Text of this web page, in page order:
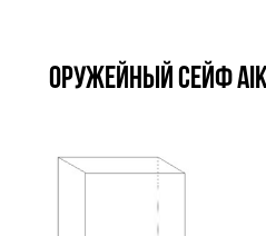
Оружейный сейф